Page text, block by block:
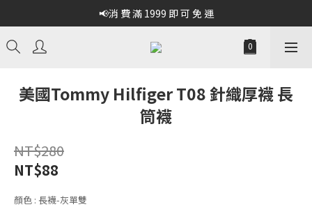
📢消 費 滿 1999 即 可 免 運
美國Tommy Hilfiger T08 針織厚襪 長
筒襪
NT$280
NT$88
顏色 : 長襪-灰單雙